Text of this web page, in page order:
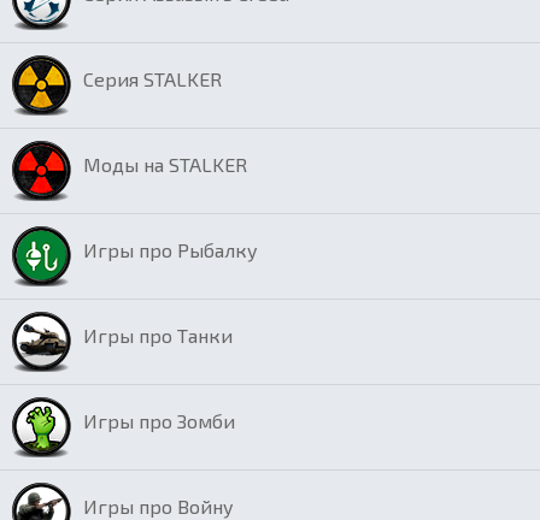
Серия STALKER
Моды на STALKER
Игры про Рыбалку
Игры про Танки
Игры про Зомби
Игры про Войну